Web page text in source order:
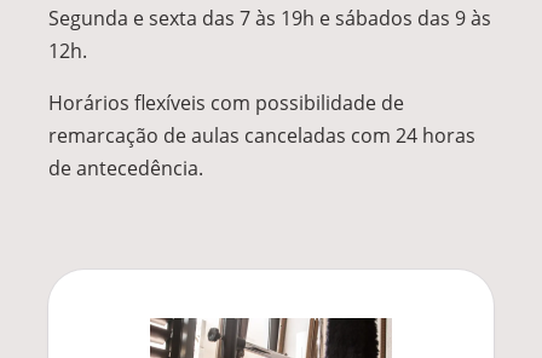
Segunda e sexta das 7 às 19h e sábados das 9 às
12h.
Horários flexíveis com possibilidade de
remarcação de aulas canceladas com 24 horas
de antecedência.